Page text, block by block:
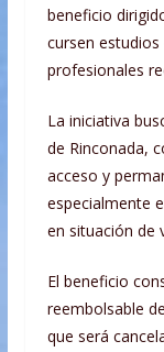
beneficio
cursen
profesionales
La iniciativa
de Rinconada,
acceso y
especialmente
en situación de
El beneficio
reembolsable
que será